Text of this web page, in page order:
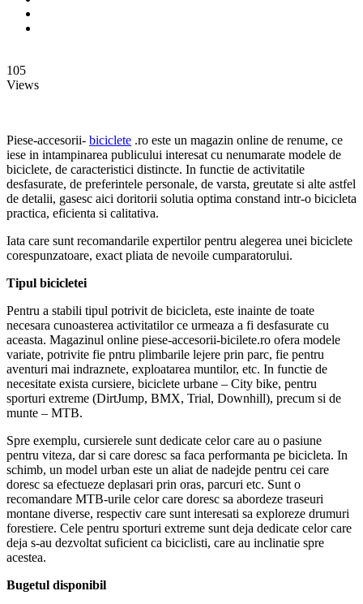
105
Views
Piese-accesorii- biciclete .ro este un magazin online de renume, ce
iese in intampinarea publicului interesat cu nenumarate modele de
biciclete, de caracteristici distincte. In functie de activitatile
desfasurate, de preferintele personale, de varsta, greutate si alte astfel
de detalii, gasesc aici doritorii solutia optima constand intr-o bicicleta
practica, eficienta si calitativa.
Iata care sunt recomandarile expertilor pentru alegerea unei biciclete
corespunzatoare, exact pliata de nevoile cumparatorului.
Tipul bicicletei
Pentru a stabili tipul potrivit de bicicleta, este inainte de toate
necesara cunoasterea activitatilor ce urmeaza a fi desfasurate cu
aceasta. Magazinul online piese-accesorii-bicilete.ro ofera modele
variate, potrivite fie pntru plimbarile lejere prin parc, fie pentru
aventuri mai indraznete, exploatarea muntilor, etc. In functie de
necesitate exista cursiere, biciclete urbane – City bike, pentru
sporturi extreme (DirtJump, BMX, Trial, Downhill), precum si de
munte – MTB.
Spre exemplu, cursierele sunt dedicate celor care au o pasiune
pentru viteza, dar si care doresc sa faca performanta pe bicicleta. In
schimb, un model urban este un aliat de nadejde pentru cei care
doresc sa efectueze deplasari prin oras, parcuri etc. Sunt o
recomandare MTB-urile celor care doresc sa abordeze traseuri
montane diverse, respectiv care sunt interesati sa exploreze drumuri
forestiere. Cele pentru sporturi extreme sunt deja dedicate celor care
deja s-au dezvoltat suficient ca biciclisti, care au inclinatie spre
acestea.
Bugetul disponibil